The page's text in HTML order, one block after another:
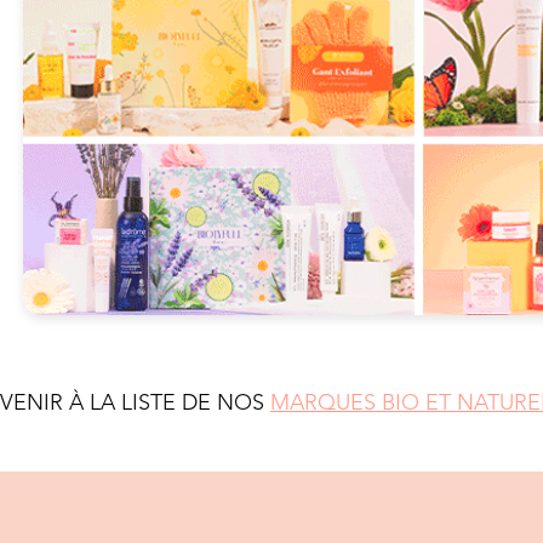
À LA LISTE DE NOS MARQUES BIO ET